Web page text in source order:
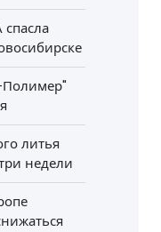
литья
недели